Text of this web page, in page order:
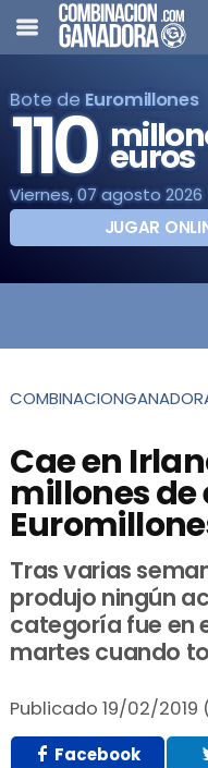
Bote de Euromillones
110 euros
Viernes, 07 agosto 2026
JUGAR
Cae en
millones de
Tras varias
produjo ningún
categoría fue en
martes cuando
Publicado 19/02/2019
Facebook